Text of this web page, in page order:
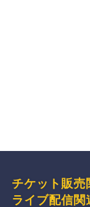
チケット販売
ライブ配信関